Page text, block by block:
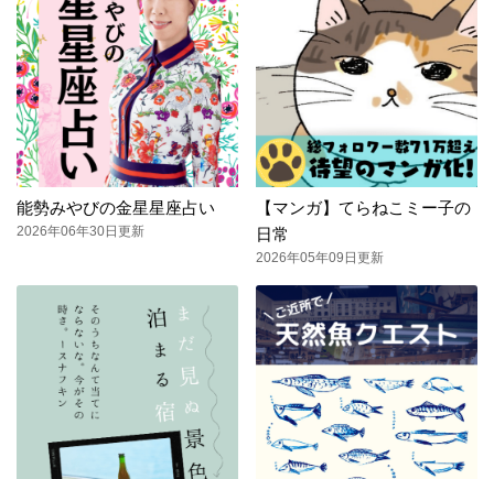
能勢みやびの金星星座占い
2026年06年30日更新
【マンガ】てらねこミー子の
日常
2026年05年09日更新